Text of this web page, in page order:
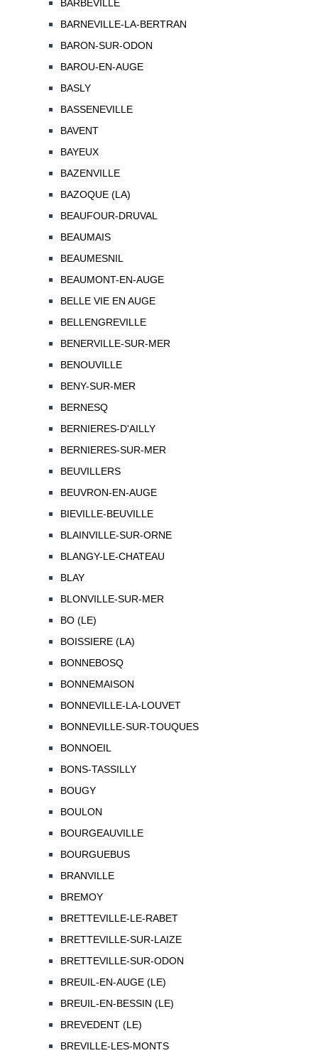
BARBEVILLE
BARNEVILLE-LA-BERTRAN
BARON-SUR-ODON
BAROU-EN-AUGE
BASLY
BASSENEVILLE
BAVENT
BAYEUX
BAZENVILLE
BAZOQUE (LA)
BEAUFOUR-DRUVAL
BEAUMAIS
BEAUMESNIL
BEAUMONT-EN-AUGE
BELLE VIE EN AUGE
BELLENGREVILLE
BENERVILLE-SUR-MER
BENOUVILLE
BENY-SUR-MER
BERNESQ
BERNIERES-D'AILLY
BERNIERES-SUR-MER
BEUVILLERS
BEUVRON-EN-AUGE
BIEVILLE-BEUVILLE
BLAINVILLE-SUR-ORNE
BLANGY-LE-CHATEAU
BLAY
BLONVILLE-SUR-MER
BO (LE)
BOISSIERE (LA)
BONNEBOSQ
BONNEMAISON
BONNEVILLE-LA-LOUVET
BONNEVILLE-SUR-TOUQUES
BONNOEIL
BONS-TASSILLY
BOUGY
BOULON
BOURGEAUVILLE
BOURGUEBUS
BRANVILLE
BREMOY
BRETTEVILLE-LE-RABET
BRETTEVILLE-SUR-LAIZE
BRETTEVILLE-SUR-ODON
BREUIL-EN-AUGE (LE)
BREUIL-EN-BESSIN (LE)
BREVEDENT (LE)
BREVILLE-LES-MONTS